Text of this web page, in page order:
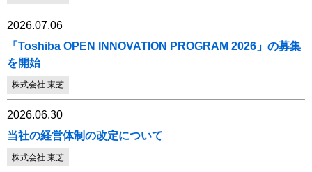
2026.07.06
「Toshiba OPEN INNOVATION PROGRAM 2026」の募集
を開始
株式会社 東芝
2026.06.30
当社の経営体制の改定について
株式会社 東芝